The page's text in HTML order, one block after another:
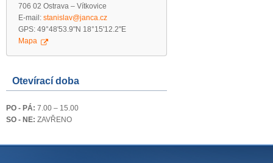
706 02 Ostrava – Vítkovice
E-mail: stanislav@janca.cz
GPS: 49°48'53.9"N 18°15'12.2"E
Mapa
Otevírací doba
PO - PÁ: 7.00 – 15.00
SO - NE: ZAVŘENO